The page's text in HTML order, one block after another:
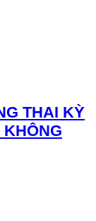
THAI KỲ
KHÔNG